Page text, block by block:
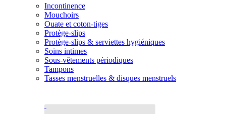
Incontinence
Mouchoirs
Ouate et coton-tiges
Protège-slips
Protège-slips & serviettes hygiéniques
Soins intimes
Sous-vêtements périodiques
Tampons
Tasses menstruelles & disques menstruels